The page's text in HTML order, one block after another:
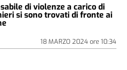
di violenze a carico di
si sono trovati di fronte ai
18 MARZO 2024ore 10:34